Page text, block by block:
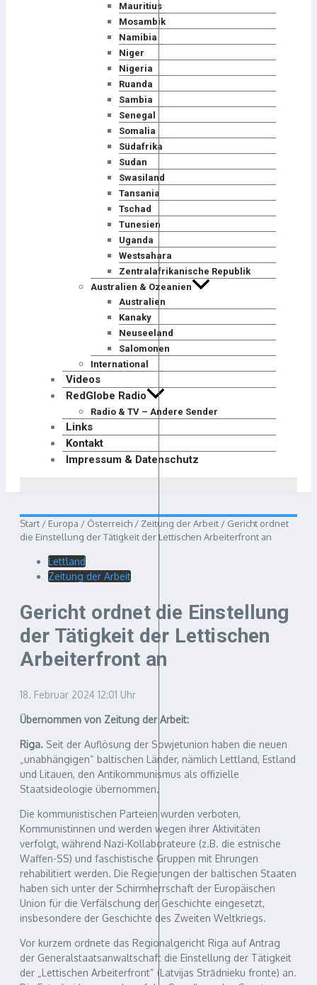
Mauritius
Mosambik
Namibia
Niger
Nigeria
Ruanda
Sambia
Senegal
Somalia
Südafrika
Sudan
Swasiland
Tansania
Tschad
Tunesien
Uganda
Westsahara
Zentralafrikanische Republik
Australien & Ozeanien
Australien
Kanaky
Neuseeland
Salomonen
International
Videos
RedGlobe Radio
Radio & TV – Andere Sender
Links
Kontakt
Impressum & Datenschutz
Start / Europa / Österreich / Zeitung der Arbeit / Gericht ordnet
die Einstellung der Tätigkeit der Lettischen Arbeiterfront an
Lettland
Zeitung der Arbeit
Gericht ordnet die Einstellung
der Tätigkeit der Lettischen
Arbeiterfront an
18. Februar 2024 12:01 Uhr
Übernommen von Zeitung der Arbeit:
Riga. Seit der Auflösung der Sowjetunion haben die neuen
„unabhängigen“ baltischen Länder, nämlich Lettland, Estland
und Litauen, den Antikommunismus als offizielle
Staatsideologie übernommen.
Die kommunistischen Parteien wurden verboten,
Kommunistinnen und werden wegen ihrer Aktivitäten
verfolgt, während Nazi-Kollaborateure (z.B. die estnische
Waffen-SS) und faschistische Gruppen mit Ehrungen
rehabilitiert werden. Die Regierungen der baltischen Staaten
haben sich unter der Schirmherrschaft der Europäischen
Union für die Verfälschung der Geschichte eingesetzt,
insbesondere der Geschichte des Zweiten Weltkriegs.
Vor kurzem ordnete das Regionalgericht Riga auf Antrag
der Generalstaatsanwaltschaft die Einstellung der Tätigkeit
der „Lettischen Arbeiterfront“ (Latvijas Strādnieku fronte) an.